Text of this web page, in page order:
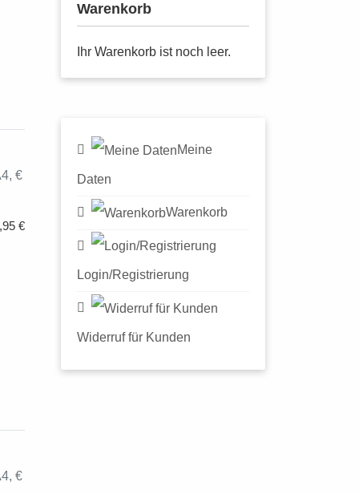
€
€
€
Warenkorb
Ihr Warenkorb ist noch leer.
Meine
Daten
Warenkorb
Login/Registrierung
Widerruf für Kunden